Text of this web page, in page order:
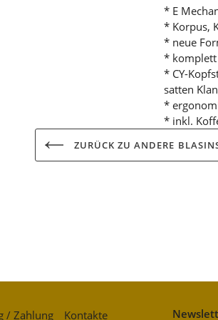
* E
* Korpus,
* neue
*
* CY-
satten
*
* inkl.
ZURÜCK ZU ANDERE
/ Zahlung Kontakte